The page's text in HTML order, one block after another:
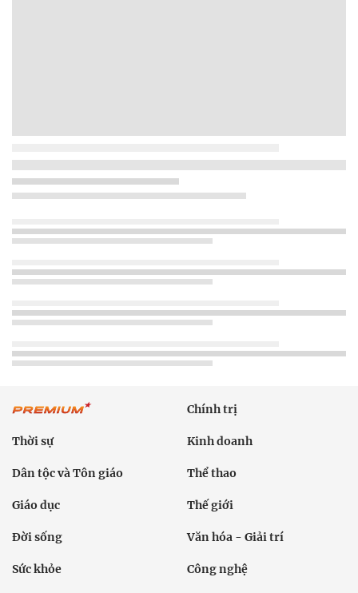
Chính trị
Thời sự Kinh doanh
Dân tộc và Tôn giáo Thể thao
Giáo dục Thế giới
Đời sống Văn hóa - Giải trí
Sức khỏe Công nghệ